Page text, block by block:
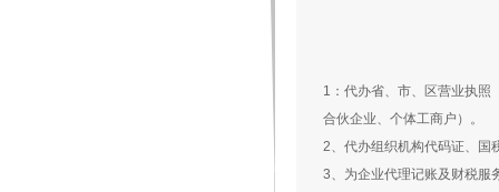
1：代办省、市、区营业执照
合伙企业、个体工商户）。
2、代办组织机构代码证、国
3、为企业代理记账及财税服